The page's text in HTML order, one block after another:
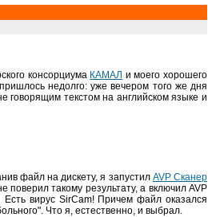
консорциума КАМАЛ и моего хорошего
недолго: уже вечером того же дня
говорящим текстом на английском языке и
файл на дискету, я запустил AVP Сканер
такому результату, а включил AVP
вирус SirCam! Причем файл оказался
Что я, естественно, и выбрал.